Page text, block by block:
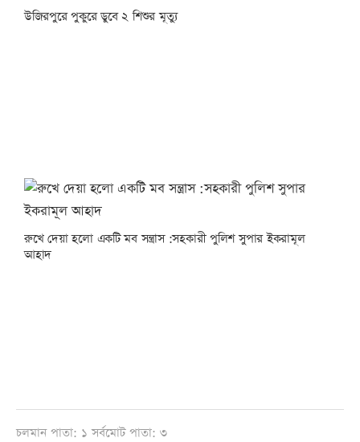
উজিরপুরে পুকুরে ডুবে ২ শিশুর মূত্যু
রুখে দেয়া হলো একটি মব সন্ত্রাস :সহকারী পুলিশ সুপার ইকরামূল
আহাদ
চলমান পাতা: ১ সর্বমোট পাতা: ৩